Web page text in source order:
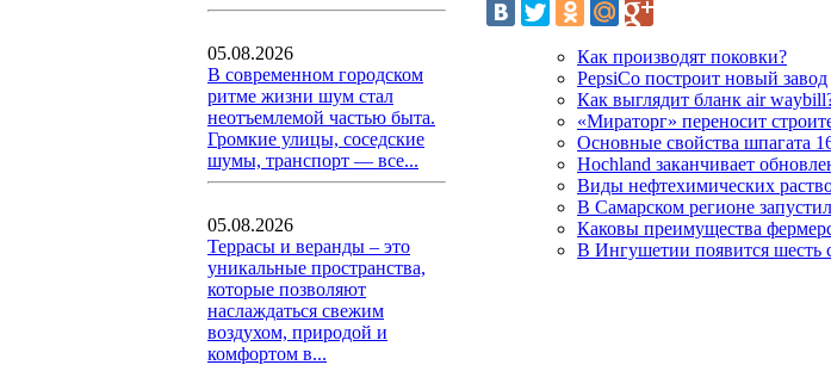
05.08.2026
В современном городском
ритме жизни шум стал
неотъемлемой частью быта.
Громкие улицы, соседские
шумы, транспорт — все...
05.08.2026
Террасы и веранды – это
уникальные пространства,
которые позволяют
наслаждаться свежим
воздухом, природой и
комфортом в...
Как производят поковки?
PepsiCo построит новый завод
Как выглядит бланк air
«Мираторг» переносит
Основные свойства шпагата
Hochland заканчивает
Виды нефтехимических
В Самарском регионе
Каковы преимущества
В Ингушетии появится шесть